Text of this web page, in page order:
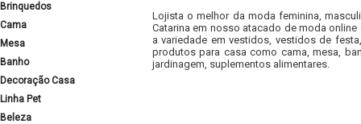
Brinquedos
Cama
Mesa
Banho
Decoração Casa
Linha Pet
Beleza
Lojista o melhor da moda feminina,
Catarina em nosso atacado de moda
a variedade em vestidos, vestidos de
produtos para casa como cama, mesa,
jardinagem, suplementos alimentares.